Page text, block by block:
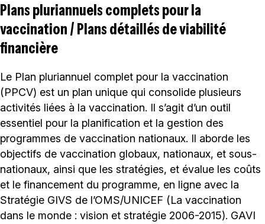
Plans pluriannuels complets pour la
vaccination / Plans détaillés de viabilité
financière
Le Plan pluriannuel complet pour la vaccination
(PPCV) est un plan unique qui consolide plusieurs
activités liées à la vaccination. Il s’agit d’un outil
essentiel pour la planification et la gestion des
programmes de vaccination nationaux. Il aborde les
objectifs de vaccination globaux, nationaux, et sous-
nationaux, ainsi que les stratégies, et évalue les coûts
et le financement du programme, en ligne avec la
Stratégie GIVS de l’OMS/UNICEF (La vaccination
dans le monde : vision et stratégie 2006-2015). GAVI